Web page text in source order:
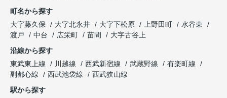
町名から探す
大字藤久保
大字北永井 大字下松原 上野田町
水谷東
渡戸
中台 広栄町 苗間
大字古谷上
沿線から探す
東武東上線
川越線 西武新宿線 武蔵野線
有楽町線
副都心線
西武池袋線
西武狭山線
駅から探す